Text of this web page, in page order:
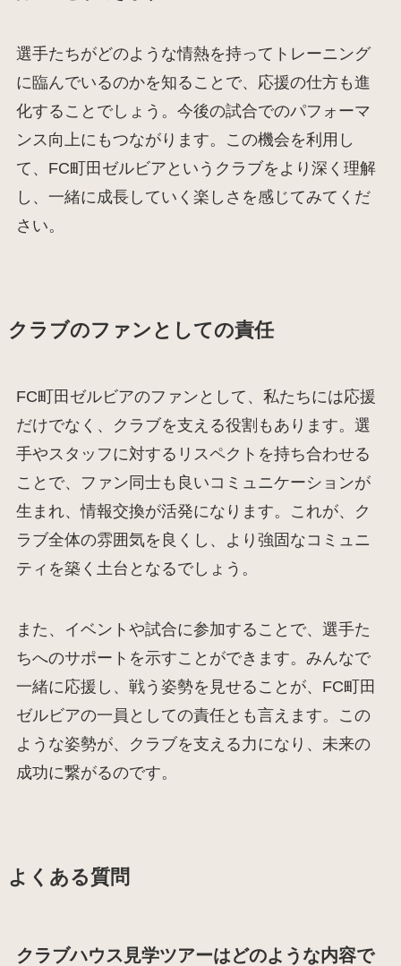
選手たちがどのような情熱を持ってトレーニング
に臨んでいるのかを知ることで、応援の仕方も進
化することでしょう。今後の試合でのパフォーマ
ンス向上にもつながります。この機会を利用し
て、FC町田ゼルビアというクラブをより深く理解
し、一緒に成長していく楽しさを感じてみてくだ
さい。
クラブのファンとしての責任
FC町田ゼルビアのファンとして、私たちには応援
だけでなく、クラブを支える役割もあります。選
手やスタッフに対するリスペクトを持ち合わせる
ことで、ファン同士も良いコミュニケーションが
生まれ、情報交換が活発になります。これが、ク
ラブ全体の雰囲気を良くし、より強固なコミュニ
ティを築く土台となるでしょう。
また、イベントや試合に参加することで、選手た
ちへのサポートを示すことができます。みんなで
一緒に応援し、戦う姿勢を見せることが、FC町田
ゼルビアの一員としての責任とも言えます。この
ような姿勢が、クラブを支える力になり、未来の
成功に繋がるのです。
よくある質問
クラブハウス見学ツアーはどのような内容で